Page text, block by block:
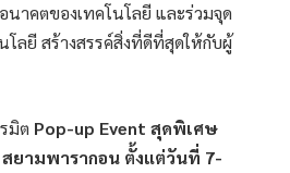
าคตของเทคโนโลยี และร่วมจุด
ลยี สร้างสรรค์สิ่งที่ดีที่สุดให้กับผู้
มิต Pop-up Event สุดพิเศษ
ยามพารากอน ตั้งแต่วันที่ 7-